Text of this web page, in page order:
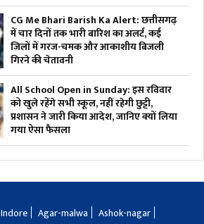
CG Me Bhari Barish Ka Alert: छत्तीसगढ़
में चार दिनों तक भारी बारिश का अलर्ट, कई
जिलों में गरज-चमक और आकाशीय बिजली
गिरने की चेतावनी
All School Open in Sunday: इस रविवार
को खुले रहेंगे सभी स्कूल, नहीं रहेगी छुट्टी,
प्रशासन ने जारी किया आदेश, जानिए क्यों लिया
गया ऐसा फैसला
Indore Agar-malwa
Ashok-nagar